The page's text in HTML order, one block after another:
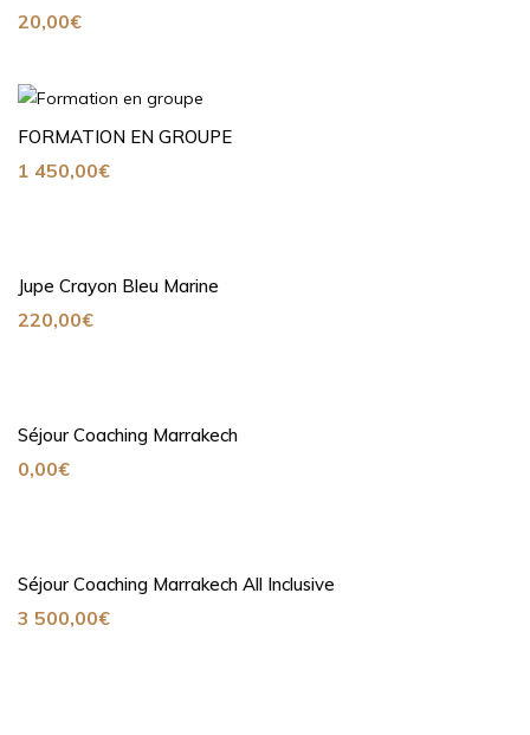
20,00€
FORMATION EN GROUPE
1 450,00€
Jupe Crayon Bleu Marine
220,00€
Séjour Coaching Marrakech
0,00€
Séjour Coaching Marrakech All Inclusive
3 500,00€